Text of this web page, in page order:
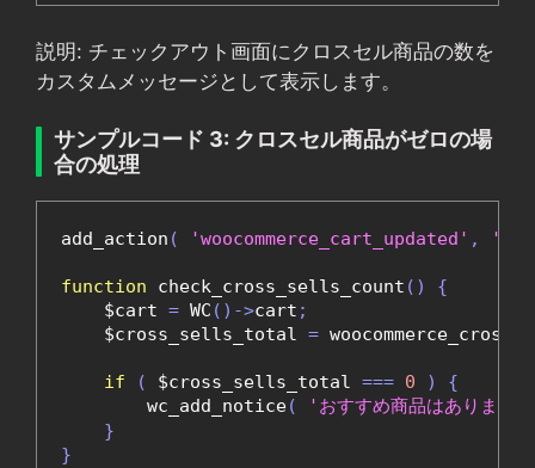
説明: チェックアウト画面にクロスセル商品の数を
カスタムメッセージとして表示します。
サンプルコード 3: クロスセル商品がゼロの場
合の処理
add_action ( 'woocommerce_cart_updated' ,
function check_cross_sells_count ()
{
    $cart
= WC ()->cart ;
    $cross_sells_total
=
if ( $cross_sells_total === 0 )
{
        wc_add_notice
(
'おすすめ商品はありませ
}
}